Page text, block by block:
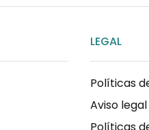
LEGAL
Políticas
Aviso legal